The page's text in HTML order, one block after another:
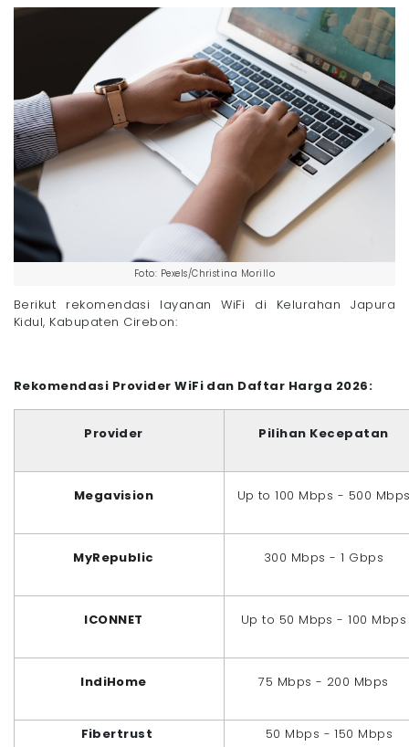
Foto: Pexels/Christina Morillo
Berikut rekomendasi layanan WiFi di Kelurahan Japura
Kidul, Kabupaten Cirebon:
Rekomendasi Provider WiFi dan Daftar Harga 2026:
Provider Pilihan Kecepatan
Megavision Up to 100 Mbps - 500
MyRepublic 300 Mbps - 1 Gbps
ICONNET Up to 50 Mbps - 100 Mbps
IndiHome 75 Mbps - 200 Mbps
Fibertrust 50 Mbps - 150 Mbps